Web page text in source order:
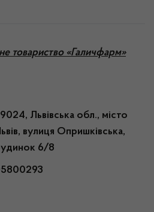
товариство «Галичфарм»
Львівська обл., місто
вулиця Опришківська,
6/8